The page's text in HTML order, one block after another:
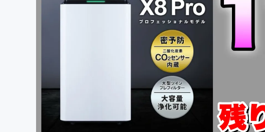
ビジネス・起業
まちづくり・地域活性化